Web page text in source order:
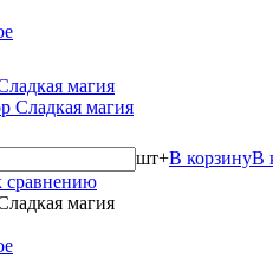
магия
шт+В корзинуВ
сравнению
магия